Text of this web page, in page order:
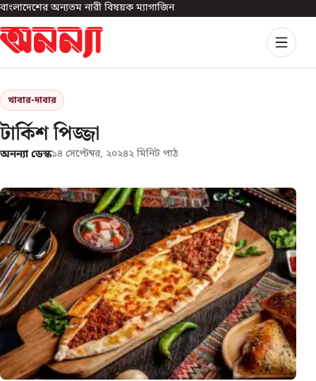
বাংলাদেশের অন্যতম নারী বিষয়ক ম্যাগাজিন
খাবার-দাবার
টার্কিশ পিজ্জা
অনন্যা ডেস্ক১৪ সেপ্টেম্বর, ২০২৪২ মিনিট পাঠ